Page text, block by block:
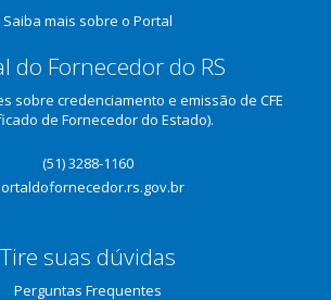
Saiba mais sobre o Portal
do Fornecedor do RS
sobre credenciamento e emissão de CFE
de Fornecedor do Estado).
(51) 3288-1160
Tire suas dúvidas
Perguntas Frequentes